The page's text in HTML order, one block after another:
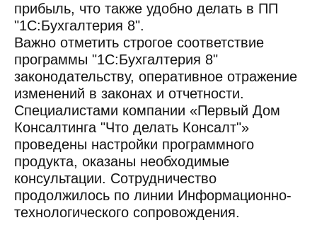
прибыль, что также удобно делать в ПП
"1С:Бухгалтерия 8".
Важно отметить строгое соответствие
программы "1С:Бухгалтерия 8"
законодательству, оперативное отражение
изменений в законах и отчетности.
Специалистами компании «Первый Дом
Консалтинга "Что делать Консалт"»
проведены настройки программного
продукта, оказаны необходимые
консультации. Сотрудничество
продолжилось по линии Информационно-
технологического сопровождения.